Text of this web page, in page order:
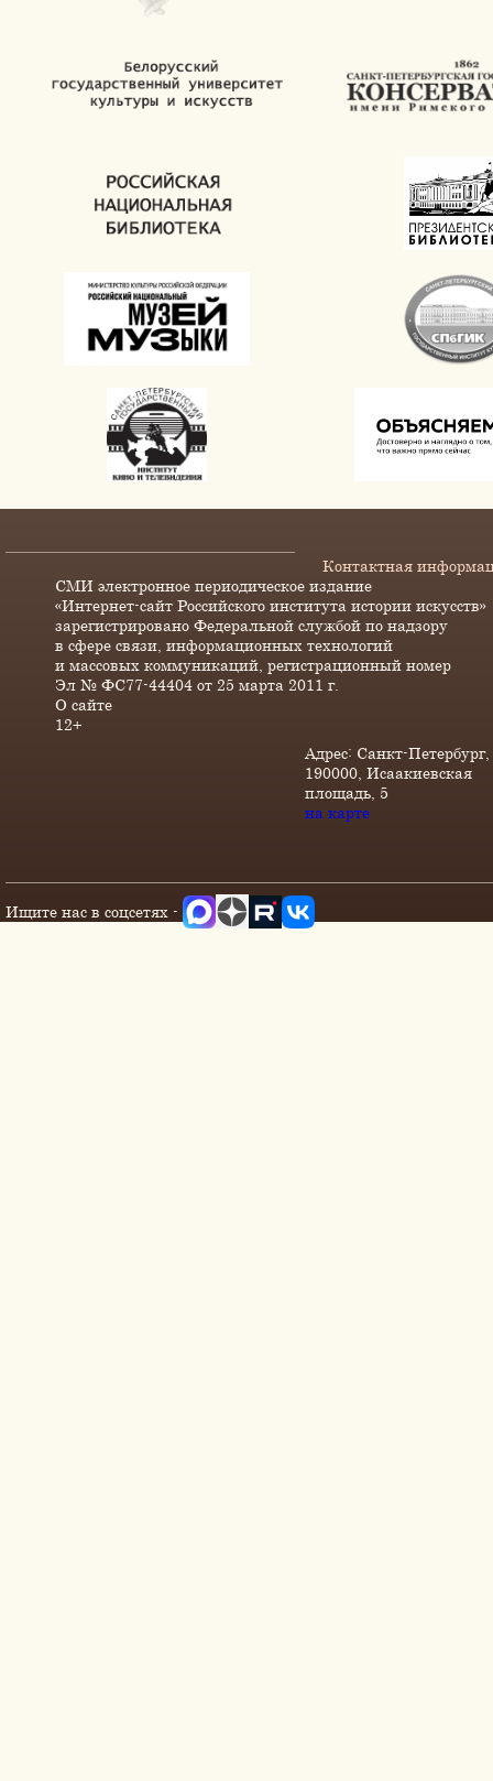
Контактная
СМИ электронное периодическое издание
«Интернет-сайт Российского института истории искусств»
зарегистрировано Федеральной службой по надзору
в сфере связи, информационных технологий
и массовых коммуникаций, регистрационный номер
Эл № ФС77-44404 от 25 марта 2011 г.
О сайте
12+
Адрес: Санкт-Петербург,
190000, Исаакиевская
площадь, 5
на карте
Ищите нас в соцсетях -